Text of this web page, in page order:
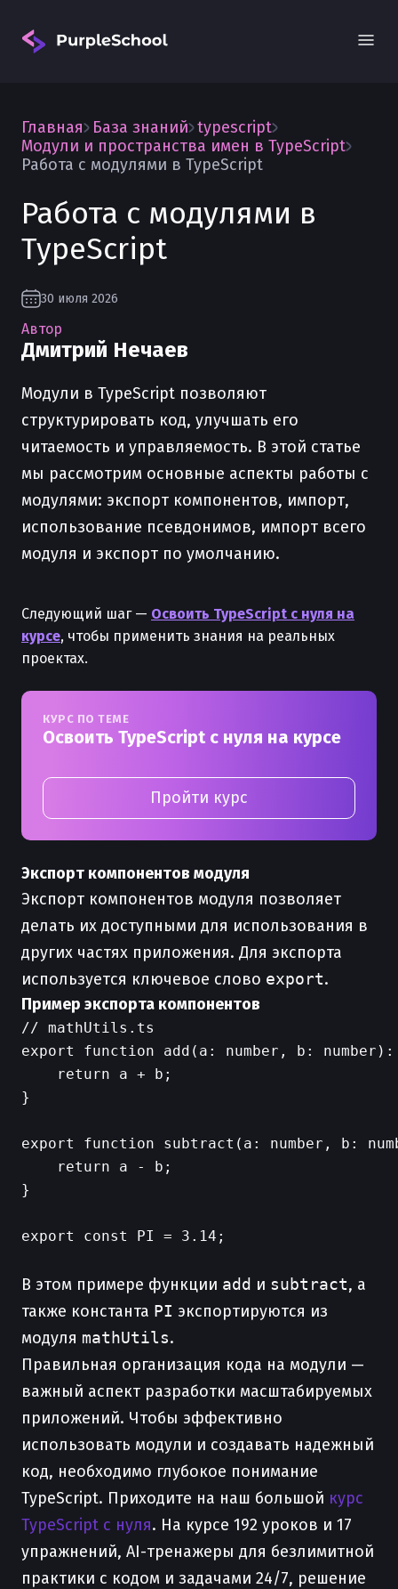
Главная База знаний typescript
Модули и пространства имен в TypeScript
Работа с модулями в TypeScript
Работа с модулями в
TypeScript
30 июля 2026
Автор
Дмитрий Нечаев
Модули в TypeScript позволяют
структурировать код, улучшать его
читаемость и управляемость. В этой статье
мы рассмотрим основные аспекты работы с
модулями: экспорт компонентов, импорт,
использование псевдонимов, импорт всего
модуля и экспорт по умолчанию.
Следующий шаг — Освоить TypeScript с нуля на
курсе, чтобы применить знания на реальных
проектах.
КУРС ПО ТЕМЕ
Освоить TypeScript с нуля на курсе
Пройти курс
Экспорт компонентов модуля
Экспорт компонентов модуля позволяет
делать их доступными для использования в
других частях приложения. Для экспорта
используется ключевое слово export.
Пример экспорта компонентов
// mathUtils.ts
export function add(a: number, b: number):
    return a + b;
}
export function subtract(a: number, b:
    return a - b;
}
export const PI = 3.14;
В этом примере функции add и subtract, а
также константа PI экспортируются из
модуля mathUtils.
Правильная организация кода на модули —
важный аспект разработки масштабируемых
приложений. Чтобы эффективно
использовать модули и создавать надежный
код, необходимо глубокое понимание
TypeScript. Приходите на наш большой курс
TypeScript с нуля. На курсе 192 уроков и 17
упражнений, AI-тренажеры для безлимитной
практики с кодом и задачами 24/7, решение